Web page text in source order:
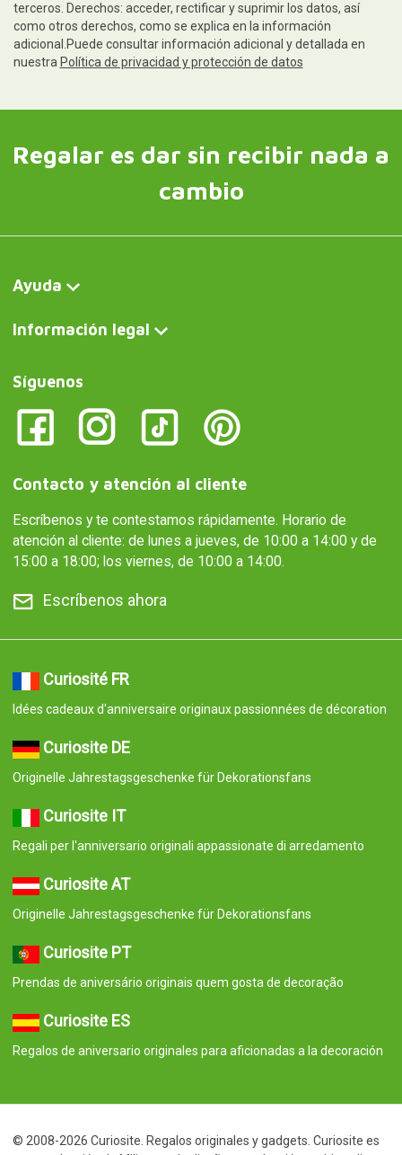
terceros. Derechos: acceder, rectificar y suprimir los datos, así
como otros derechos, como se explica en la información
adicional.Puede consultar información adicional y detallada en
nuestra Política de privacidad y protección de datos
Regalar es dar sin recibir nada a
cambio
Ayuda
Información legal
Síguenos
Contacto y atención al cliente
Escríbenos y te contestamos rápidamente. Horario de
atención al cliente: de lunes a jueves, de 10:00 a 14:00 y de
15:00 a 18:00; los viernes, de 10:00 a 14:00.
Escríbenos ahora
Curiosité FR
Idées cadeaux d'anniversaire originaux passionnées de décoration
Curiosite DE
Originelle Jahrestagsgeschenke für Dekorationsfans
Curiosite IT
Regali per l'anniversario originali appassionate di arredamento
Curiosite AT
Originelle Jahrestagsgeschenke für Dekorationsfans
Curiosite PT
Prendas de aniversário originais quem gosta de decoração
Curiosite ES
Regalos de aniversario originales para aficionadas a la decoración
© 2008-2026 Curiosite. Regalos originales y gadgets. Curiosite es